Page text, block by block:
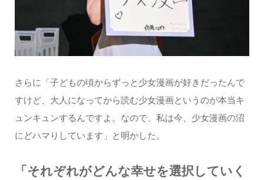
さらに「子どもの頃からずっと少女漫画が好きだったんで
すけど、大人になってから読む少女漫画というのが本当キ
ュンキュンするんですよ。なので、私は今、少女漫画の沼
にどハマりしています」と明かした。
「それぞれがどんな幸せを選択していく